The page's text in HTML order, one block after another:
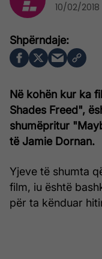
Në kohën kur ka
Shades Freed",
shumëpritur
të Jamie Dornan.
Yjeve të shumta
film, iu është
për ta kënduar
10/02/2018